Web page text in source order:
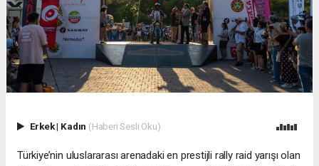
Erkek| Kadın (Haberi Sesli Oku)
Türkiye’nin uluslararası arenadaki en prestijli rally raid yarışı olan